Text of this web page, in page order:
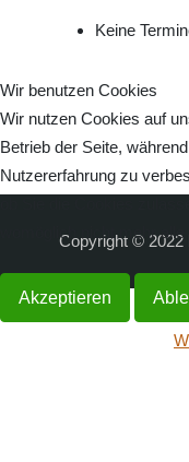
Keine
Copyright © 2022
Wir benutzen Cookies
Wir nutzen Cookies auf
Betrieb der Seite,
Nutzererfahrung zu
womöglich nicht mehr
Akzeptieren